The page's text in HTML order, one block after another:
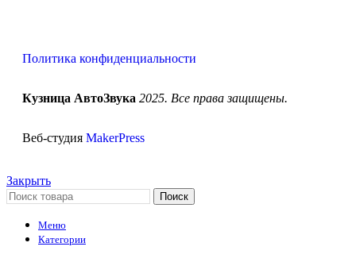
Политика конфиденциальности
Кузница АвтоЗвука 2025. Все права защищены.
Веб-студия MakerPress
Закрыть
Поиск
Меню
Категории